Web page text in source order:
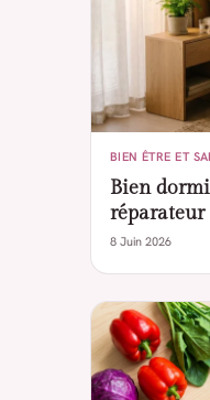
BIEN ÊTRE ET
Bien
réparateur
8 Juin 2026